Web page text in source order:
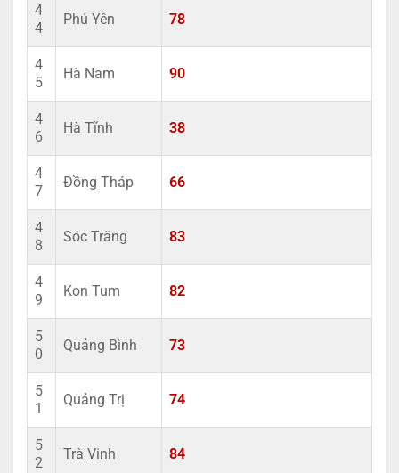
4
4
Phú Yên 78
4
5
Hà Nam 90
4
6
Hà Tĩnh 38
4
7
Đồng Tháp 66
4
8
Sóc Trăng 83
4
9
Kon Tum 82
5
0
Quảng Bình 73
5
1
Quảng Trị 74
5
2
Trà Vinh 84